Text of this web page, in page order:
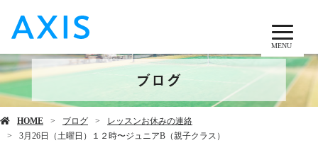
MENU
ブログ
HOME ブログ
レッスンお休みの連絡
3月26日（土曜日）１２時〜ジュニアB（親子クラス）